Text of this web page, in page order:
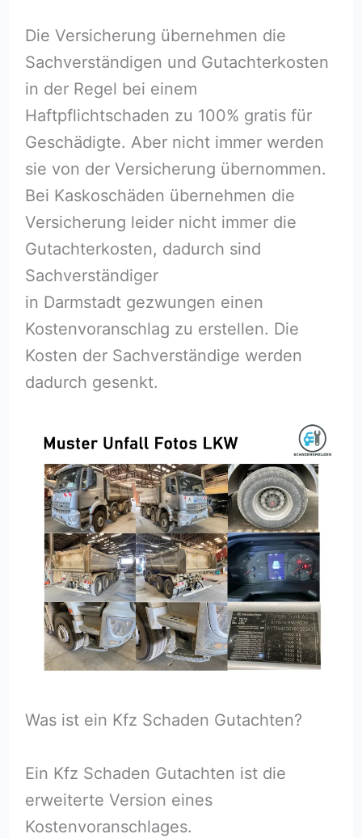
Die Versicherung übernehmen die
Sachverständigen und Gutachterkosten
in der Regel bei einem
Haftpflichtschaden zu 100% gratis für
Geschädigte. Aber nicht immer werden
sie von der Versicherung übernommen.
Bei Kaskoschäden übernehmen die
Versicherung leider nicht immer die
Gutachterkosten, dadurch sind
Sachverständiger
in Darmstadt gezwungen einen
Kostenvoranschlag zu erstellen. Die
Kosten der Sachverständige werden
dadurch gesenkt.
Was ist ein Kfz Schaden Gutachten?
Ein Kfz Schaden Gutachten ist die
erweiterte Version eines
Kostenvoranschlages.